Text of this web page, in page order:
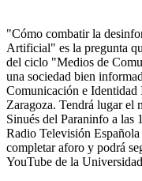
"Cómo combatir la
Artificial" es la pregunta
del ciclo "Medios de
una sociedad bien
Comunicación e
Zaragoza. Tendrá lugar el
Sinués del Paraninfo a las
Radio Televisión
completar aforo y podrá
YouTube de la